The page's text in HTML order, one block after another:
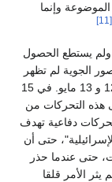
وإنما
[11]
ولم يستطع الحصول
الجوية لم تظهر
أي تغيير في مواقع القوات الإسرائيلية في يومي 12 و 13 مايو. في 15
هذه التحركات من
دفاعية تهدف
حتى أن
حتى عندما حذر
الأمر قلقا